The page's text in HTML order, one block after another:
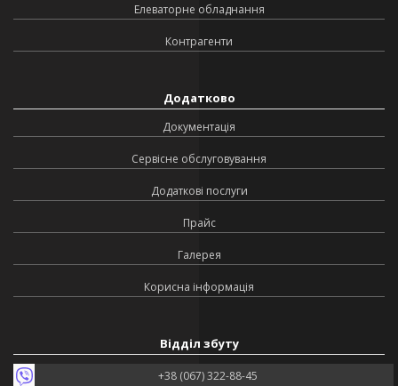
Елеваторне обладнання
Контрагенти
Додатково
Документація
Сервісне обслуговування
Додаткові послуги
Прайс
Галерея
Корисна інформація
Відділ збуту
+38 (067) 322-88-45